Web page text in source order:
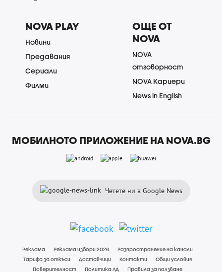
NOVA PLAY
Новини
Предавания
Сериали
Филми
ОЩЕ ОТ
NOVA
NOVA
отговорност
NOVA Кариери
News in English
МОБИЛНОТО ПРИЛОЖЕНИЕ НА NOVA.BG
Четете ни в Google News
Реклама Реклама избори 2026
Разпространение на канали
Тарифа за откъси
Доставчици Контакти
Общи условия
Поверителност
Политика ЛД Правила за ползване